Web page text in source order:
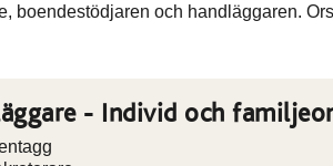
boendestödjaren och handläggaren.
- Individ och